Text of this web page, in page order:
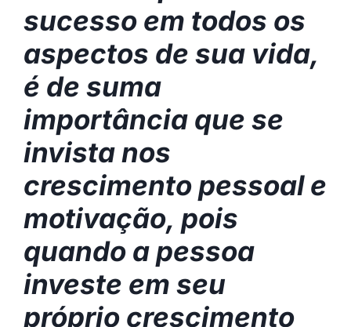
sucesso em todos os
aspectos de sua vida,
é de suma
importância que se
invista nos
crescimento pessoal e
motivação, pois
quando a pessoa
investe em seu
próprio crescimento